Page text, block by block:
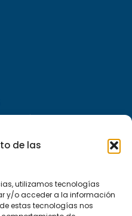
de las
utilizamos tecnologías
y/o acceder a la información
estas tecnologías nos
Málaga